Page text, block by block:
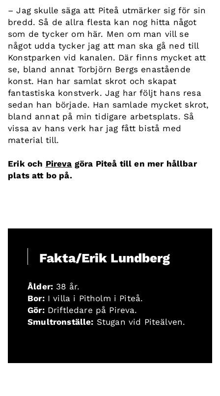
– Jag skulle säga att Piteå utmärker sig för sin
bredd. Så de allra flesta kan nog hitta något
som de tycker om här. Men om man vill se
något udda tycker jag att man ska gå ned till
Konstparken vid kanalen. Där finns mycket att
se, bland annat Torbjörn Bergs enastående
konst. Han har samlat skrot och skapat
fantastiska konstverk. Jag har följt hans resa
sedan han började. Han samlade mycket skrot,
bland annat på min tidigare arbetsplats. Så
vissa av hans verk har jag fått bistå med
material till.
Erik och Pireva göra Piteå till en mer hållbar
plats att bo på.
Fakta/Erik Lundberg
Ålder: 38 år.
Bor:I villa i Pitholm i Piteå.
Gör:Driftledare på Pireva.
Smultronställe: Stugan vid Piteälven.